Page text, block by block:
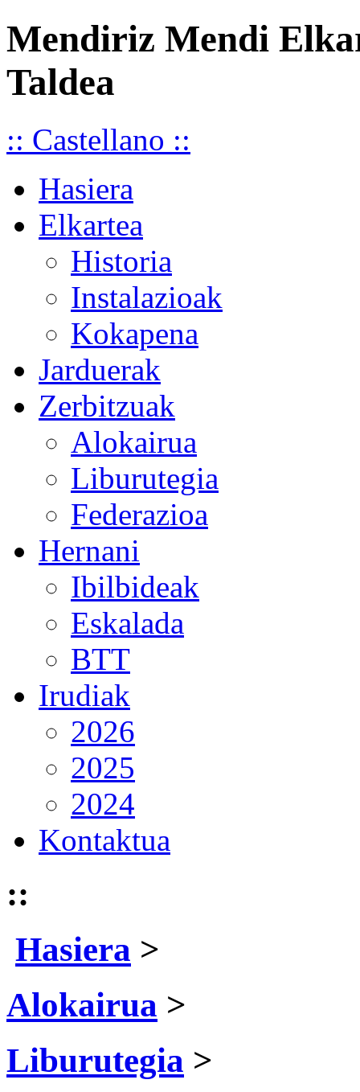
Mendiriz Mendi
Taldea
:: Castellano ::
Hasiera
Elkartea
Historia
Instalazioak
Kokapena
Jarduerak
Zerbitzuak
Alokairua
Liburutegia
Federazioa
Hernani
Ibilbideak
Eskalada
BTT
Irudiak
2026
2025
2024
Kontaktua
::
Hasiera >
Alokairua >
Liburutegia >